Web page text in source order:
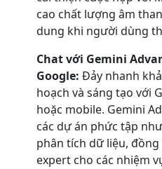
cao chất lượng âm
dung khi người dùng
Chat với Gemini
Google: Đảy nhanh
hoạch và sáng tạo với
hoặc mobile. Gemini
các dự án phức tập
phân tích dữ liệu,
expert cho các nhiệm